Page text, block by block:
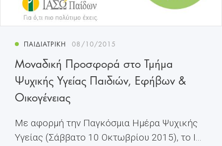
ΠΑΙΔΙΑΤΡΙΚΉ 08/10/2015
Μοναδική Προσφορά στο Τμήμα
Ψυχικής Υγείας Παιδιών, Εφήβων &
Οικογένειας
Με αφορμή την Παγκόσμια Ημέρα Ψυχικής
Υγείας (Σάββατο 10 Οκτωβρίου 2015), το Ι...